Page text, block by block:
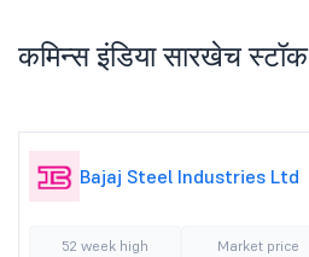
कमिन्स इंडिया सारखेच स्टॉक
Bajaj Steel Industries Ltd
52 week high
Market price